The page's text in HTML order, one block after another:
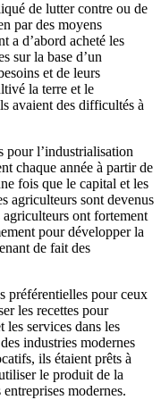
de lutter contre ou de
par des moyens
a d’abord acheté les
sur la base d’un
et de leurs
la terre et le
avaient des difficultés à
pour l’industrialisation
chaque année à partir de
fois que le capital et les
agriculteurs sont devenus
ont fortement
pour développer la
de fait des
préférentielles pour ceux
les recettes pour
les services dans les
industries modernes
ils étaient prêts à
le produit de la
modernes.